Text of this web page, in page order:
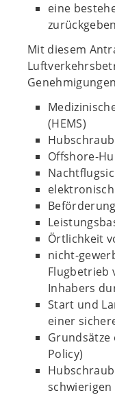
eine
Mit diesem
(HEMS)
Offshore-
Örtlichkeit
nicht-
Flugbetrieb
Inhabers
Start und
einer
Policy)